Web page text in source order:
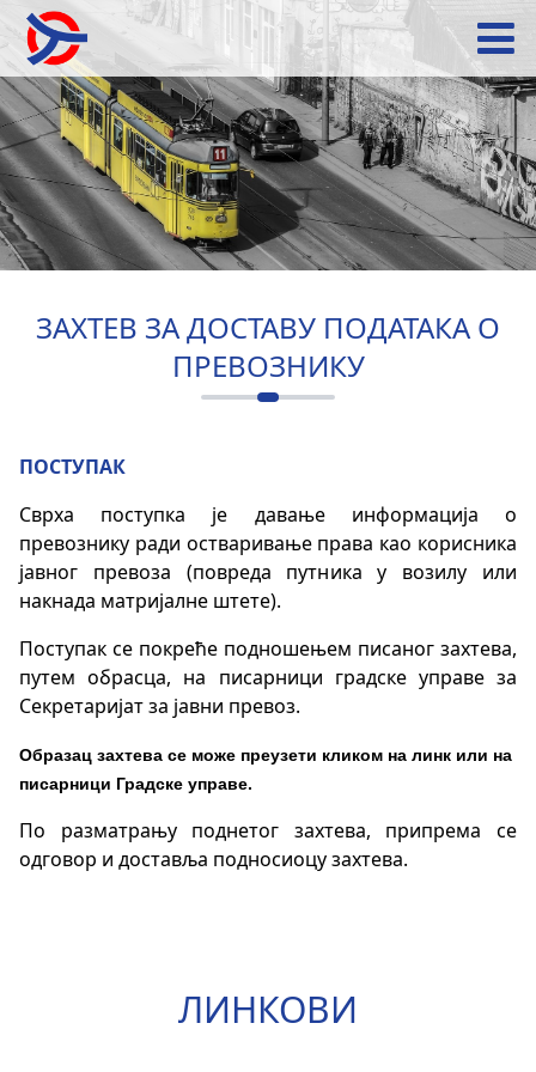
ЗАХТЕВ ЗА ДОСТАВУ ПОДАТАКА О
ПРЕВОЗНИКУ
ПОСТУПАК
Сврха поступка је давање информација о
превознику ради остваривање права као корисника
јавног превоза (повреда путника у возилу или
накнада матријалне штете).
Поступак се покреће подношењем писаног захтева,
путем обрасца, на писарници градске управе за
Секретаријат за јавни превоз.
Образац захтева се може преузети кликом на линк или на
писарници Градске управе.
По разматрању поднетог захтева, припрема се
одговор и доставља подносиоцу захтева.
ЛИНКОВИ